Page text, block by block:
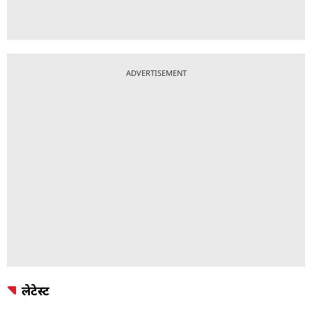
ADVERTISEMENT
लेटेस्ट